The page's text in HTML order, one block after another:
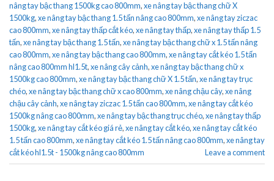
nâng tay bậc thang 1500kg cao 800mm,xe nâng tay bậc thang chữ X
1500kg,xe nâng tay bậc thang 1.5 tấn nâng cao 800mm,xe nâng tay ziczac
cao 800mm,xe nâng tay thấp cắt kéo,xe nâng tay thấp,xe nâng tay thấp 1.5
tấn,xe nâng tay bậc thang 1.5 tấn,xe nâng tay bậc thang chữ x 1.5 tấn nâng
cao 800mm,xe nâng tay bậc thang cao 800mm,xe nâng tay cắt kéo 1.5 tấn
nâng cao 800mm hl1.5t,xe nâng cây cảnh,xe nâng tay bậc thang chữ x
1500kg cao 800mm,xe nâng tay bậc thang chữ X 1.5 tấn,xe nâng tay trục
chéo,xe nâng tay bậc thang chữ x cao 800mm,xe nâng chậu cây,xe nâng
chậu cây cảnh,xe nâng tay ziczac 1.5 tấn cao 800mm,xe nâng tay cắt kéo
1500kg nâng cao 800mm,xe nâng tay bậc thang trục chéo,xe nâng tay thấp
1500kg,xe nâng tay cắt kéo giá rẻ,xe nâng tay cắt kéo,xe nâng tay cắt kéo
1.5 tấn cao 800mm,xe nâng tay cắt kéo 1.5 tấn nâng cao 800mm,xe nâng tay
cắt kéo hl1.5t - 1500kg nâng cao 800mm
Leave a comment